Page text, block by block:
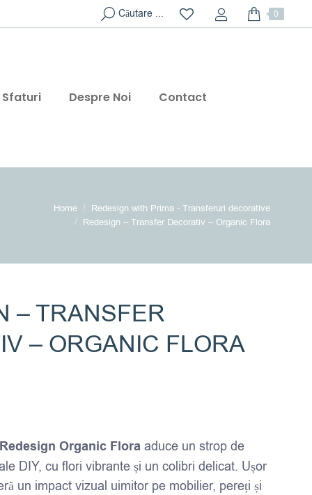
Search:Căutare ... 0
Sfaturi Despre Noi Contact
Home
Redesign with Prima - Transferuri decorative
Redesign – Transfer Decorativ – Organic Flora
– TRANSFER
– ORGANIC FLORA
Redesign Organic Flora aduce un strop de
DIY, cu flori vibrante și un colibri delicat. Ușor
un impact vizual uimitor pe mobilier, pereți și